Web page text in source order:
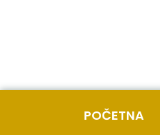
POČETNA